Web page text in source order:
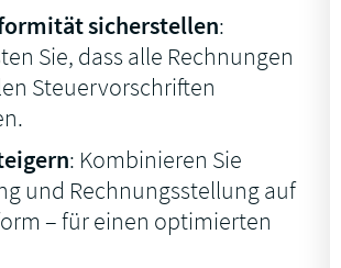
sicherstellen:
Sie, dass alle Rechnungen
Steuervorschriften
: Kombinieren Sie
und Rechnungsstellung auf
– für einen optimierten